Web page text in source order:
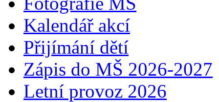
Kalendář akcí
Přijímání dětí
Zápis do MŠ 2026-2027
Letní provoz 2026